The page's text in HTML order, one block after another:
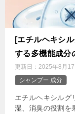
[エチルヘキシ
する多機能成分
更新日： 2025年8月17
シャンプー 成分
エチルヘキシルグ
湿、消臭の役割を